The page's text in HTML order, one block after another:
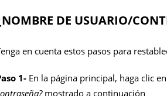
DE USUARIO/
en cuenta estos pasos para
1- En la página principal, haga clic
mostrado a continuación